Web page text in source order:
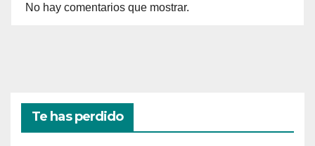
No hay comentarios que mostrar.
Te has perdido